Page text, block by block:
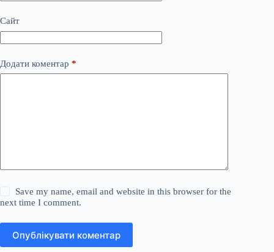
Сайт
Додати коментар *
Save my name, email and website in this browser for the
next time I comment.
Опублікувати коментар